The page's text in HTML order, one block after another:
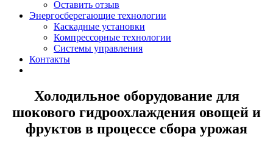
Оставить отзыв
Энергосберегающие технологии
Каскадные установки
Компрессорные технологии
Системы управления
Контакты
Холодильное оборудование для
шокового гидроохлаждения овощей и
фруктов в процессе сбора урожая